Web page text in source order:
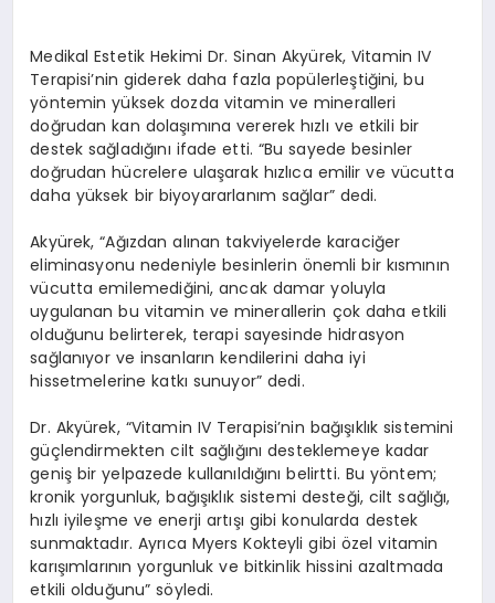
Medikal Estetik Hekimi Dr. Sinan Akyürek, Vitamin IV
Terapisi’nin giderek daha fazla popülerleştiğini, bu
yöntemin yüksek dozda vitamin ve mineralleri
doğrudan kan dolaşımına vererek hızlı ve etkili bir
destek sağladığını ifade etti. “Bu sayede besinler
doğrudan hücrelere ulaşarak hızlıca emilir ve vücutta
daha yüksek bir biyoyararlanım sağlar” dedi.
Akyürek, “Ağızdan alınan takviyelerde karaciğer
eliminasyonu nedeniyle besinlerin önemli bir kısmının
vücutta emilemediğini, ancak damar yoluyla
uygulanan bu vitamin ve minerallerin çok daha etkili
olduğunu belirterek, terapi sayesinde hidrasyon
sağlanıyor ve insanların kendilerini daha iyi
hissetmelerine katkı sunuyor” dedi.
Dr. Akyürek, “Vitamin IV Terapisi’nin bağışıklık sistemini
güçlendirmekten cilt sağlığını desteklemeye kadar
geniş bir yelpazede kullanıldığını belirtti. Bu yöntem;
kronik yorgunluk, bağışıklık sistemi desteği, cilt sağlığı,
hızlı iyileşme ve enerji artışı gibi konularda destek
sunmaktadır. Ayrıca Myers Kokteyli gibi özel vitamin
karışımlarının yorgunluk ve bitkinlik hissini azaltmada
etkili olduğunu” söyledi.